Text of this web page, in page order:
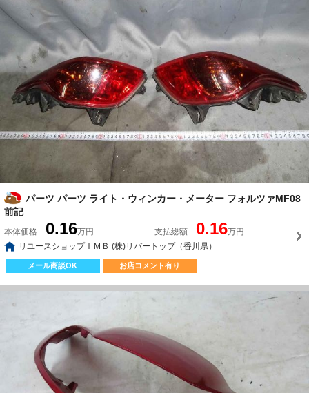
パーツ パーツ ライト・ウィンカー・メーター フォルツァMF08
前記
本体価格 0.16万円 支払総額 0.16万円
リユースショップＩＭＢ (株)リバートップ（香川県）
メール商談OK お店コメント有り